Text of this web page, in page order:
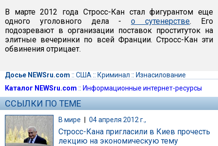
В марте 2012 года Стросс-Кан стал фигурантом еще
одного уголовного дела -о сутенерстве. Его
подозревают в организации поставок проституток на
элитные вечеринки по всей Франции. Стросс-Кан эти
обвинения отрицает.
Досье NEWSru.com :: США :: Криминал :: Изнасилование
Каталог NEWSru.com :: Информационные интернет-ресурсы
ССЫЛКИ ПО ТЕМЕ
В мире | 04 апреля 2012 г.,
Стросс-Кана пригласили в Киев прочесть
лекцию на экономическую тему